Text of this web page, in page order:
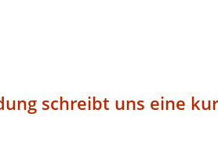
schreibt uns eine